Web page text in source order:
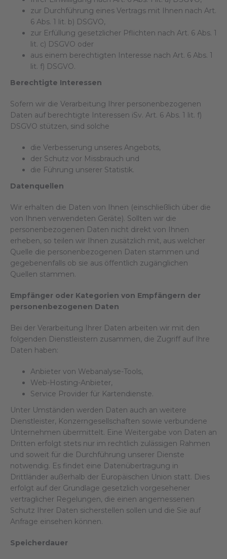
zur Durchführung eines Vertrags mit Ihnen nach Art.
6 Abs. 1 lit. b) DSGVO,
zur Erfüllung gesetzlicher Pflichten nach Art. 6 Abs. 1
lit. c) DSGVO oder
aus einem berechtigten Interesse nach Art. 6 Abs. 1
lit. f) DSGVO.
Berechtigte Interessen
Sofern wir die Verarbeitung Ihrer personenbezogenen
Daten auf berechtigte Interessen iSv. Art. 6 Abs. 1 lit. f)
DSGVO stützen, sind solche
die Verbesserung unseres Angebots,
der Schutz vor Missbrauch und
die Führung unserer Statistik.
Datenquellen
Wir erhalten die Daten von Ihnen (einschließlich über die
von Ihnen verwendeten Geräte). Sollten wir die
personenbezogenen Daten nicht direkt von Ihnen
erheben, so teilen wir Ihnen zusätzlich mit, aus welcher
Quelle die personenbezogenen Daten stammen und
gegebenenfalls ob sie aus öffentlich zugänglichen
Quellen stammen.
Empfänger oder Kategorien von Empfängern der
personenbezogenen Daten
Bei der Verarbeitung Ihrer Daten arbeiten wir mit den
folgenden Dienstleistern zusammen, die Zugriff auf Ihre
Daten haben:
Anbieter von Webanalyse-Tools,
Web-Hosting-Anbieter,
Service Provider für Kartendienste.
Unter Umständen werden Daten auch an weitere
Dienstleister, Konzerngesellschaften sowie verbundene
Unternehmen übermittelt. Eine Weitergabe von Daten an
Dritten erfolgt stets nur im rechtlich zulässigen Rahmen
und soweit für die Durchführung unserer Dienste
notwendig. Es findet eine Datenübertragung in
Drittländer außerhalb der Europäischen Union statt. Dies
erfolgt auf der Grundlage gesetzlich vorgesehener
vertraglicher Regelungen, die einen angemessenen
Schutz Ihrer Daten sicherstellen sollen und die Sie auf
Anfrage einsehen können.
Speicherdauer